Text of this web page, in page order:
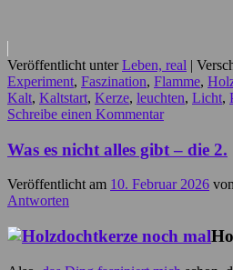
Veröffentlicht unter Leben, real |
Experiment, Faszination, Flamme,
Kalt, Kaltstart, Kerze, leuchten, Licht,
Schreibe einen Kommentar
Was es nicht alles gibt – die 2.
Veröffentlicht am 10. Februar 2026 von
Antworten